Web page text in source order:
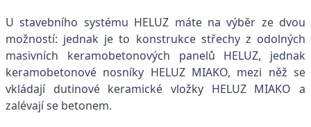
U stavebního systému HELUZ máte na výběr ze dvou
možností: jednak je to konstrukce střechy z odolných
masivních keramobetonových panelů HELUZ, jednak
keramobetonové nosníky HELUZ MIAKO, mezi něž se
vkládají dutinové keramické vložky HELUZ MIAKO a
zalévají se betonem.